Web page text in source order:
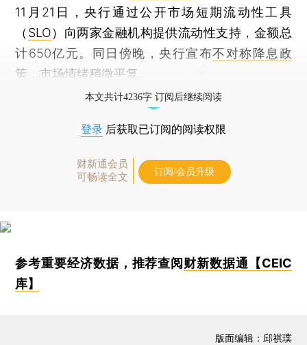
11月21日，央行通过公开市场短期流动性工具
（ SLO）向两家金融机构提供流动性支持，金额总
计650亿元。同日傍晚，央行宣布不对称降息政
策 ，市场情绪稍微平复。
本文共计4236字 订阅后继续阅读
登录 后获取已订阅的阅读权限
财新通会员
可畅读全文
订阅/会员升级
参考重要经济数据，推荐查阅 财新数据通【CEIC
库】
版面编辑：邱祺璞